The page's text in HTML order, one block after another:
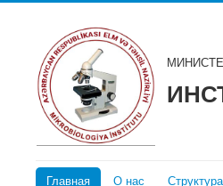
Главная О нас Структура